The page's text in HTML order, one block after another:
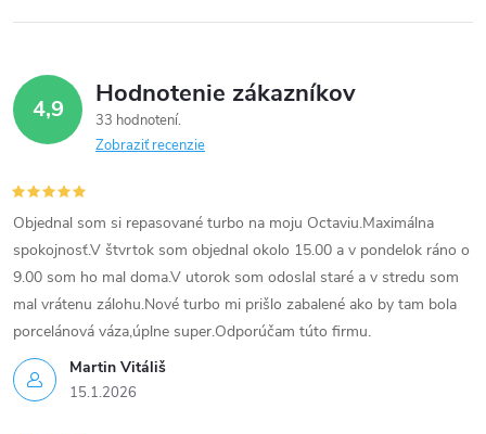
e
p
r
v
k
y
v
ý
p
4,9 Hodnotenie zákazníkov
33 hodnotení
Zobraziť recenzie
Martin Vitáliš
15.1.2026
Objednal som si repasované turbo na moju Octaviu.Maximálna
spokojnosť.V štvrtok som objednal okolo 15.00 a v pondelok ráno o
9.00 som ho mal doma.V utorok som odoslal staré a v stredu som
mal vrátenu zálohu.Nové turbo mi prišlo zabalené ako by tam bola
porcelánová váza,úplne super.Odporúčam túto firmu.